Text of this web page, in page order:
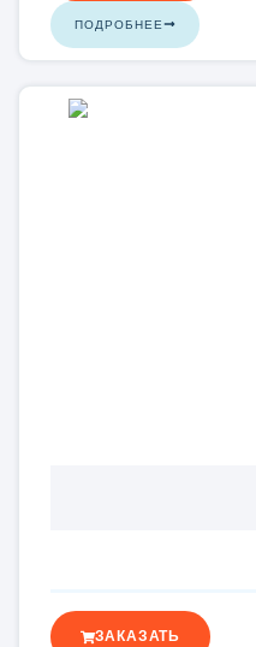
ПОДРОБНЕЕ
ЗАКАЗАТЬ